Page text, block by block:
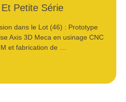
Petite Série
dans le Lot (46) : Prototype
Axis 3D Meca en usinage CNC
et fabrication de …